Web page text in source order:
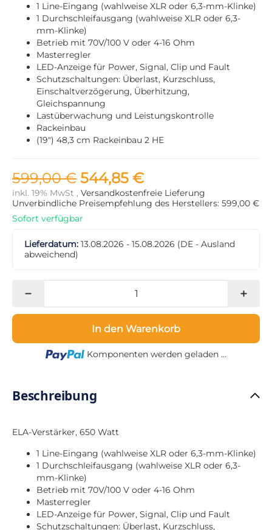
1 Line-Eingang (wahlweise XLR oder 6,3-mm-Klinke)
1 Durchschleifausgang (wahlweise XLR oder 6,3-
mm-Klinke)
Betrieb mit 70V/100 V oder 4-16 Ohm
Masterregler
LED-Anzeige für Power, Signal, Clip und Fault
Schutzschaltungen: Überlast, Kurzschluss,
Einschaltverzögerung, Überhitzung,
Gleichspannung
Lastüberwachung und Leistungskontrolle
Rackeinbau
(19") 48,3 cm Rackeinbau 2 HE
599,00 € 544,85 €
inkl. 19% MwSt , Versandkostenfreie Lieferung
Unverbindliche Preisempfehlung des Herstellers: 599,00 €
Sofort verfügbar
Lieferdatum: 13.08.2026 - 15.08.2026 (DE - Ausland
abweichend)
In den Warenkorb
Loading...
Komponenten werden geladen ...
Beschreibung
ELA-Verstärker, 650 Watt
1 Line-Eingang (wahlweise XLR oder 6,3-mm-Klinke)
1 Durchschleifausgang (wahlweise XLR oder 6,3-
mm-Klinke)
Betrieb mit 70V/100 V oder 4-16 Ohm
Masterregler
LED-Anzeige für Power, Signal, Clip und Fault
Schutzschaltungen: Überlast, Kurzschluss,